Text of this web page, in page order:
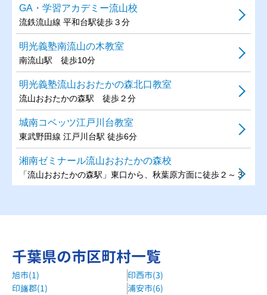
GA・学習アカデミー流山校
流鉄流山線 平和台駅徒歩３分
明光義塾南流山の木教室
南流山駅 徒歩10分
明光義塾流山おおたかの森北口教室
流山おおたかの森駅 徒歩２分
城南コベッツ江戸川台教室
東武野田線 江戸川台駅 徒歩6分
湘南ゼミナール流山おおたかの森校
「流山おおたかの森駅」東口から、秋葉原方面に徒歩２～３
分。
森塾流山おおたかの森校
つくばエクスプレス／ 東武アーバンパークライン（東武野田
線）流山おおたかの森駅 徒歩1分
千葉県の市区町村一覧
旭市(1)
印西市(3)
印旛郡(1)
浦安市(6)